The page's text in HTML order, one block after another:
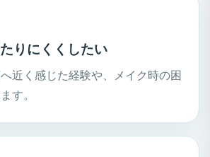
りにくくしたい
近く感じた経験や、メイク時の困
す。